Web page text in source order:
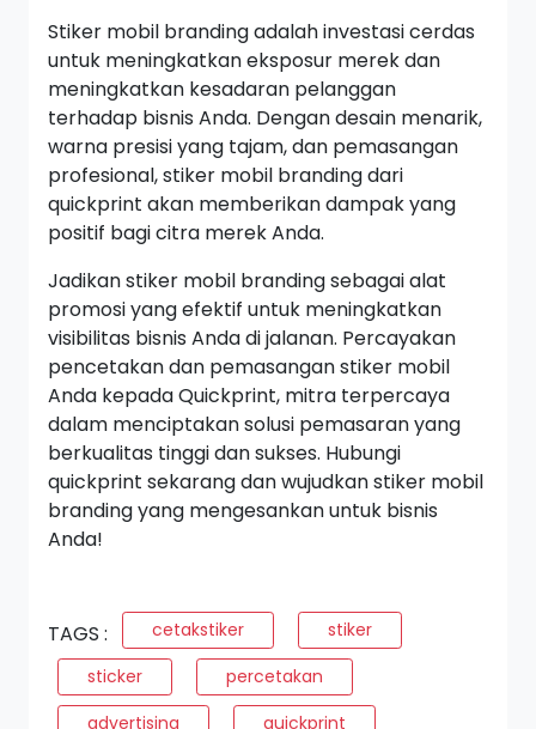
Stiker mobil branding adalah investasi cerdas
untuk meningkatkan eksposur merek dan
meningkatkan kesadaran pelanggan
terhadap bisnis Anda. Dengan desain menarik,
warna presisi yang tajam, dan pemasangan
profesional, stiker mobil branding dari
quickprint akan memberikan dampak yang
positif bagi citra merek Anda.
Jadikan stiker mobil branding sebagai alat
promosi yang efektif untuk meningkatkan
visibilitas bisnis Anda di jalanan. Percayakan
pencetakan dan pemasangan stiker mobil
Anda kepada Quickprint, mitra terpercaya
dalam menciptakan solusi pemasaran yang
berkualitas tinggi dan sukses. Hubungi
quickprint sekarang dan wujudkan stiker mobil
branding yang mengesankan untuk bisnis
Anda!
TAGS : cetakstiker
stiker
sticker
percetakan
advertising
quickprint